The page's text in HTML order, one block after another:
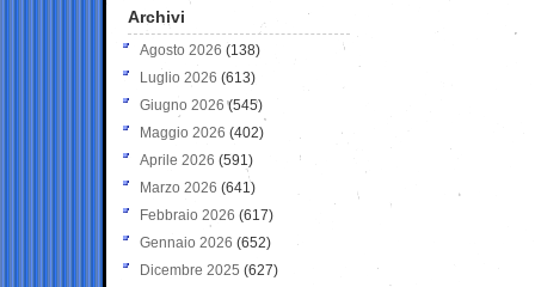
Archivi
Agosto 2026 (138)
Luglio 2026 (613)
Giugno 2026 (545)
Maggio 2026 (402)
Aprile 2026 (591)
Marzo 2026 (641)
Febbraio 2026 (617)
Gennaio 2026 (652)
Dicembre 2025 (627)